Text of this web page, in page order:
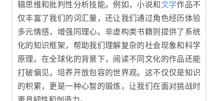
辑思维和批判性分析技能。例如，小说和文学作品不
仅丰富了我们的词汇量，还让我们通过角色经历体验
多元情感，增强同理心。非虚构类书籍则提供了系统
化的知识框架，帮助我们理解复杂的社会现象和科学
原理。在全球化的背景下，阅读不同文化的作品还能
打破偏见，培养开放包容的世界观。这不仅仅是知识
的积累，更是一种心智的锻炼，让我们在面对挑战时